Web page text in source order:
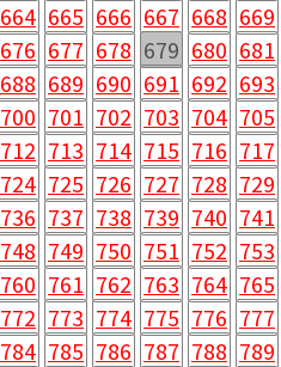
664 665 666 667 668 669
676 677 678 679 680 681
688 689 690 691 692 693
700 701 702 703 704 705
712 713 714 715 716 717
724 725 726 727 728 729
736 737 738 739 740 741
748 749 750 751 752 753
760 761 762 763 764 765
772 773 774 775 776 777
784 785 786 787 788 789